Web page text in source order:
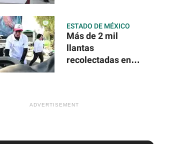
ESTADO DE MÉXICO
Más de 2 mil
llantas
recolectadas en